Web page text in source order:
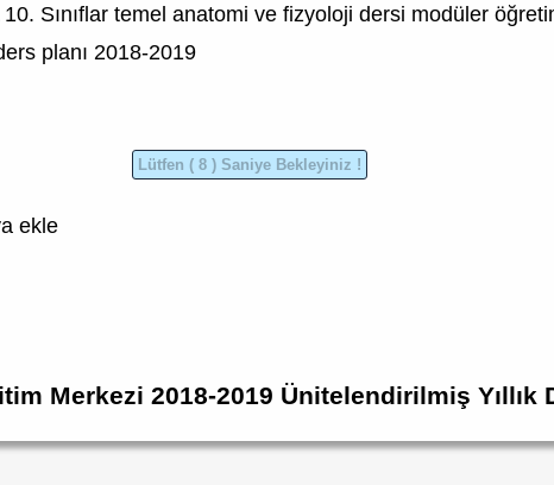
10. Sınıflar temel anatomi ve fizyoloji dersi modüler
planı 2018-2019
Merkezi 2018-2019 Ünitelendirilmiş Yıllık